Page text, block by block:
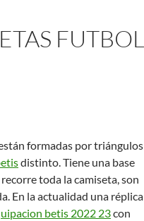
FUTBOL
formadas por triángulos
distinto. Tiene una base
toda la camiseta, son
En la actualidad una réplica
betis 2022 23con